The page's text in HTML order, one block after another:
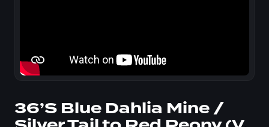
36’S Blue Dahlia Mine /